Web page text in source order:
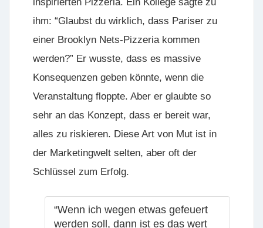
ihm: “Glaubst du wirklich, dass Pariser zu
einer Brooklyn Nets-Pizzeria kommen
werden?” Er wusste, dass es massive
Konsequenzen geben könnte, wenn die
Veranstaltung floppte. Aber er glaubte so
sehr an das Konzept, dass er bereit war,
alles zu riskieren. Diese Art von Mut ist in
der Marketingwelt selten, aber oft der
Schlüssel zum Erfolg.
“Wenn ich wegen etwas gefeuert
werden soll, dann ist es das wert